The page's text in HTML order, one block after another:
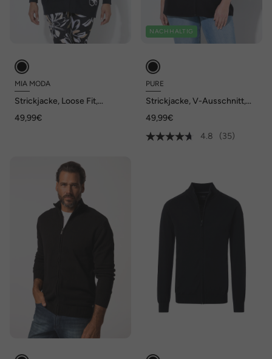
MIA MODA
Strickjacke, Loose Fit,
49,99€
NACHHALTIG
PURE
Strickjacke, V-Ausschnitt,
49,99€
4.8
(35)